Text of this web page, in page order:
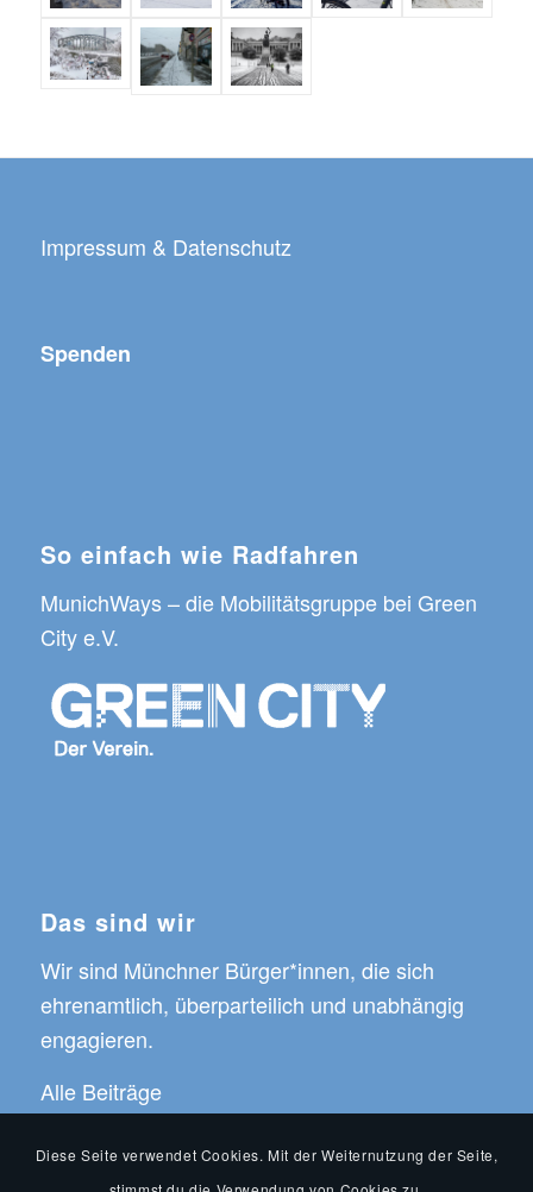
Impressum & Datenschutz
Spenden
So einfach wie Radfahren
MunichWays – die Mobilitätsgruppe bei Green
City e.V.
Das sind wir
Wir sind Münchner Bürger*innen, die sich
ehrenamtlich, überparteilich und unabhängig
engagieren.
Alle Beiträge
Diese Seite verwendet Cookies. Mit der Weiternutzung der Seite,